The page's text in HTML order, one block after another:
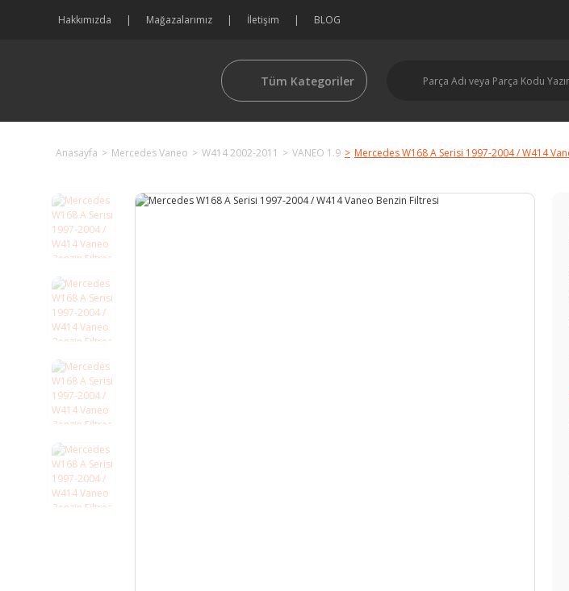
Hakkımızda Mağazalarımız İletişim BLOG
Tüm Kategoriler
Anasayfa Mercedes Vaneo W414 2002-2011 VANEO 1.9 Mercedes W168 A Serisi 1997-2004 / W414